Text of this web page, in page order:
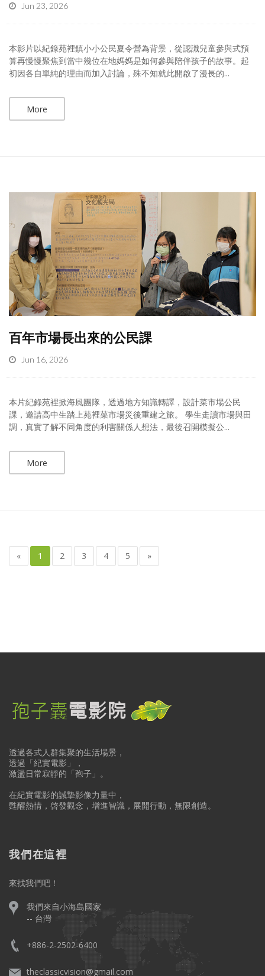
Jun 23, 2026
本影片以紀錄苑裡鎮小小公民夏令營為背景，從認識兒童參與式預
算再慢慢聚焦到當中幾位在地媽媽是如何參與陪伴孩子的故事。起
初因各自單純的理由而加入討論，殊不知就此開啟了漫長的...
More
百年市場長出來的公民課
Jun 16, 2026
本片紀錄苑裡掀海風團隊，透過地方知識轉譯，設計菜市場公民
課，邀請高中生踏上苑裡菜市場災後重建之旅。 學生走讀市場與田
調，真實了解不同角度的利害關係人想法，最後召開模擬公...
More
« 1 2 3 4 5 »
透過各式人群集聚的生活場景，
透過「紀實電影」，
激盪日常寂靜的「孢子」。
在紀實電影的誠摯影像力量中，
甦醒熱情，啓發觀念，增進智識，展開行動，無限創造。
我們在這裡
來找我們吧！
我們來自小海島國家
-- 台灣
+886-2-2502-6400
theclassicvision@gmail.com